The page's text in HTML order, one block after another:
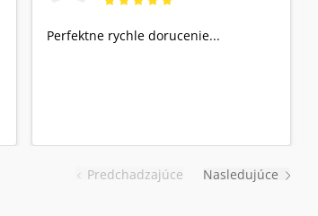
Predchadzajúce
Perfektne rychle dorucenie...
Nasledujúce